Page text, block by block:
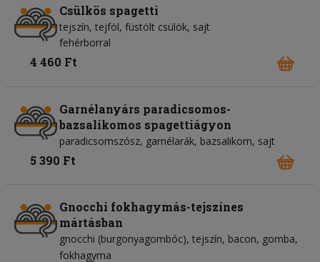
Csülkös spagetti
tejszín tejföl füstölt csülök sajt
fehérborral
4 460 Ft
Garnélanyárs paradicsomos-
bazsalikomos spagettiágyon
paradicsomszósz garnélarák bazsalikom sajt
5 390 Ft
Gnocchi fokhagymás-tejszínes
mártásban
gnocchi (burgonyagombóc) tejszín bacon gomba
fokhagyma